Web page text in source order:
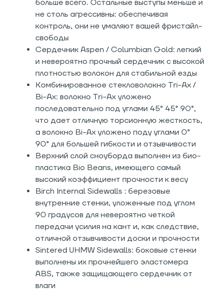
больше всего. Остальные выступы меньше и
не столь агрессивны: обеспечивая
контроль, они не умаляют вашей фристайл-
свободы
Сердечник Aspen / Columbian Gold: легкий
и невероятно прочный сердечник с высокой
плотностью волокон для стабильной езды
Комбинированное стекловолокно Tri-Ax /
Bi-Ax: волокно Tri-Ax уложено
последовательно под углами 45° 45° 90°,
что дает отличную торсионную жесткость,
а волокно Bi-Ax уложено поду углами 0°
90° для большей гибкости и отзывчивости
Верхний слой сноуборда выполнен из био-
пластика Bio Beans, имеющего самый
высокий коэффициент прочности к весу
Birch Internal Sidewalls : березовые
внутренние стенки, уложенные под углом
90 градусов для невероятно четкой
передачи усилия на кант и, как следствие,
отличной отзывчивости доски и прочности
Sintered UHMW Sidewalls: боковые стенки
выполнены их прочнейшего эластомера
ABS, также защищающего сердечник от
влаги